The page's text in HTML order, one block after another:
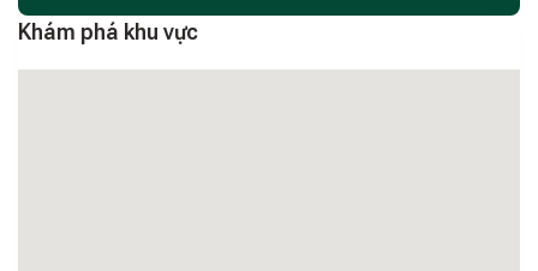
đêm phố cổ
Khám phá khu vực